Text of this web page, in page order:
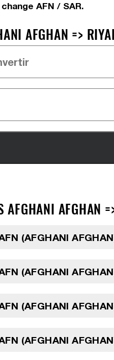
AFN / SAR.
AFGHAN =>
AFGHANI AFGHAN
(AFGHANI
(AFGHANI
(AFGHANI
(AFGHANI